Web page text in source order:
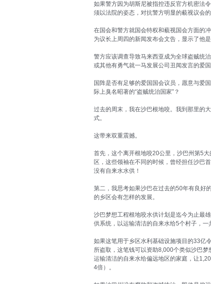
如果警方因为胡斯尼被指控违反官方机密法
须以法院的姿态，对抗警方明显的藐视议会
在国会和警方就国会特权和藐视国会方面的
为议长上周四的新闻发布会文告，显示了他
警方应该调查导致马来西亚成为全球盗贼统
或其他有勇气就一马发展公司丑闻发言的爱国
国阵是否有足够的爱国国会议员，愿意与爱
际上臭名昭著的“盗贼统治国家”？
过去的周末，我在沙巴根地咬。我到那里的
式。
这带来双重震撼。
首先，这个离开根地咬20公里，沙巴州第5
区，这些领袖在不同的时候，曾经担任沙巴
没有自来水水供！
第二，我思考如果沙巴在过去的50年有良好
的乡区会有怎样的发展。
沙巴梦想工程根地咬水供计划是迄今为止最
供系统，以运输清洁的自来水给5个村子，一
如果这笔用于乡区水利基础设施项目的33亿
所盗取，这笔钱可以资助8,000个类似沙巴
运输清洁的自来水给偏远地区的家庭，让
4倍）。